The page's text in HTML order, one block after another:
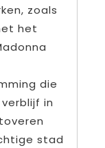
zoals
het
die
in
stad